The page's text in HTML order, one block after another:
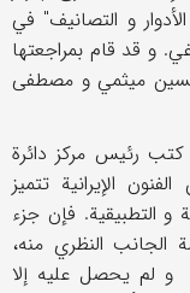
و التصانیف" في
و قد قام بمراجعتها
میثمي و مصطفی
رئیس مرکز دائرة
الإیرانیة تتمیز
و التطبیقیة. فإن جزء
الجانب النظري منه،
و لم یحصل علیه إلا